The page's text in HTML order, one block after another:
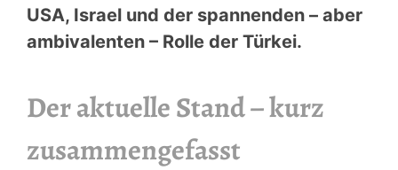
USA, Israel und der spannenden – aber
ambivalenten – Rolle der Türkei.
Der aktuelle Stand – kurz
zusammengefasst